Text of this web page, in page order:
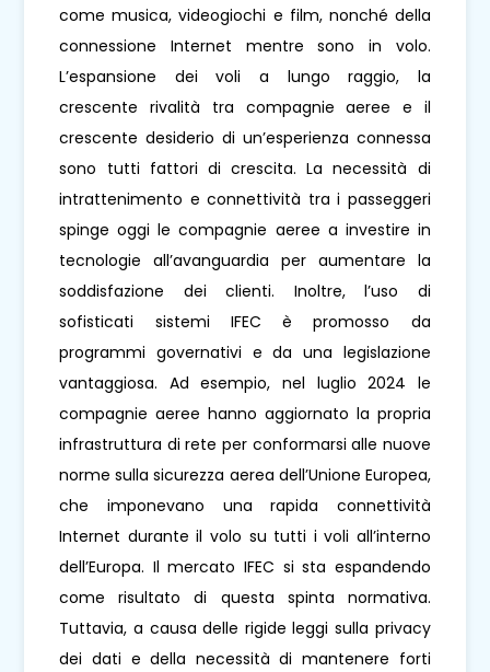
come musica, videogiochi e film, nonché della
connessione Internet mentre sono in volo.
L’espansione dei voli a lungo raggio, la
crescente rivalità tra compagnie aeree e il
crescente desiderio di un’esperienza connessa
sono tutti fattori di crescita. La necessità di
intrattenimento e connettività tra i passeggeri
spinge oggi le compagnie aeree a investire in
tecnologie all’avanguardia per aumentare la
soddisfazione dei clienti. Inoltre, l’uso di
sofisticati sistemi IFEC è promosso da
programmi governativi e da una legislazione
vantaggiosa. Ad esempio, nel luglio 2024 le
compagnie aeree hanno aggiornato la propria
infrastruttura di rete per conformarsi alle nuove
norme sulla sicurezza aerea dell’Unione Europea,
che imponevano una rapida connettività
Internet durante il volo su tutti i voli all’interno
dell’Europa. Il mercato IFEC si sta espandendo
come risultato di questa spinta normativa.
Tuttavia, a causa delle rigide leggi sulla privacy
dei dati e della necessità di mantenere forti